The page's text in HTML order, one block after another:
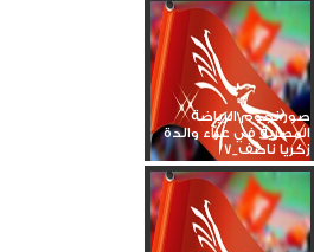
صور نجوم الرياضة
المصرية في عزاء والدة
زكريا ناصف_7